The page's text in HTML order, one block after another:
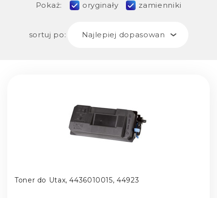
Pokaż:
oryginały zamienniki
sortuj po: Najlepiej dopasowane
Toner do Utax, 4436010015, 44923